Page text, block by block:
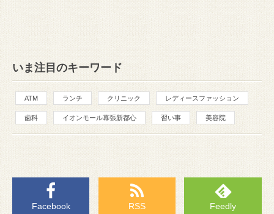
いま注目のキーワード
ATM ランチ クリニック レディースファッション
歯科 イオンモール幕張新都心 習い事 美容院
Facebook RSS Feedly